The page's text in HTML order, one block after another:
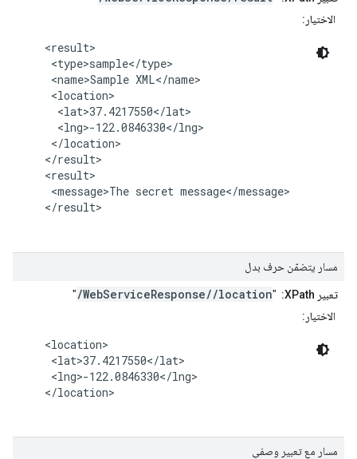
الاختيار:
    <result>
     <type>sample</type>
     <name>Sample XML</name>
     <location>
      <lat>37.4217550</lat>
      <lng>-122.0846330</lng>
     </location>
    </result>
    <result>
     <message>The secret message</message>
    </result>
مسار يتضمّن حرف بدل
تعبير XPath: "
/WebServiceResponse//location
"
الاختيار:
    <location>
     <lat>37.4217550</lat>
     <lng>-122.0846330</lng>
    </location>
مسار مع تعبير وصفي